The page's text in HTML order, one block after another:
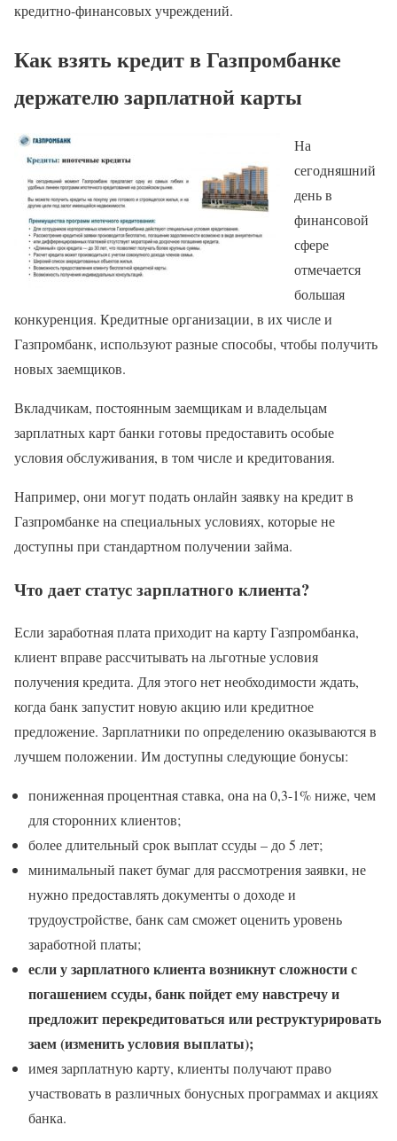
кредитно-финансовых учреждений.
Как взять кредит в Газпромбанке
держателю зарплатной карты
На
сегодняшний
день в
финансовой
сфере
отмечается
большая
конкуренция. Кредитные организации, в их числе и
Газпромбанк, используют разные способы, чтобы получить
новых заемщиков.
Вкладчикам, постоянным заемщикам и владельцам
зарплатных карт банки готовы предоставить особые
условия обслуживания, в том числе и кредитования.
Например, они могут подать онлайн заявку на кредит в
Газпромбанке на специальных условиях, которые не
доступны при стандартном получении займа.
Что дает статус зарплатного клиента?
Если заработная плата приходит на карту Газпромбанка,
клиент вправе рассчитывать на льготные условия
получения кредита. Для этого нет необходимости ждать,
когда банк запустит новую акцию или кредитное
предложение. Зарплатники по определению оказываются в
лучшем положении. Им доступны следующие бонусы:
пониженная процентная ставка, она на 0,3-1% ниже, чем
для сторонних клиентов;
более длительный срок выплат ссуды – до 5 лет;
минимальный пакет бумаг для рассмотрения заявки, не
нужно предоставлять документы о доходе и
трудоустройстве, банк сам сможет оценить уровень
заработной платы;
если у зарплатного клиента возникнут сложности с
погашением ссуды, банк пойдет ему навстречу и
предложит перекредитоваться или реструктурировать
заем (изменить условия выплаты);
имея зарплатную карту, клиенты получают право
участвовать в различных бонусных программах и акциях
банка.